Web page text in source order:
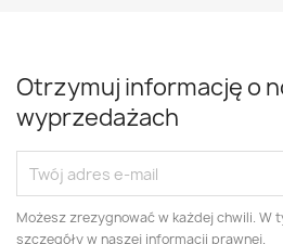
Otrzymuj informację o
wyprzedażach
Możesz zrezygnować w każdej chwili. W
szczegóły w naszej informacji prawnej.